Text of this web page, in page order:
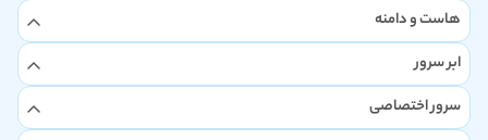
هاست و دامنه
ابر سرور
سرور اختصاصی